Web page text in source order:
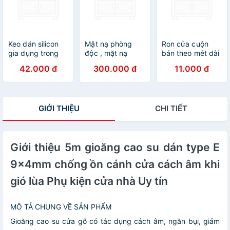
Keo dán silicon
gia dụng trong
nước chịu nhiệt
độ cao cấp thực
42.000 đ
Mặt nạ phòng
độc , mặt nạ
kính giá rẻ mặt
nạ phòng độc,
300.000 đ
Ron cửa cuộn
bán theo mét dài
chữ I chống ồn,
ngăn Bụi cửa Sổ
11.000 đ
GIỚI THIỆU CHI TIẾT
Giới thiệu 5m gioăng cao su dán type E
9x4mm chống ồn cánh cửa cách âm khi
gió lùa Phụ kiện cửa nhà Uy tín
MÔ TẢ CHUNG VỀ SẢN PHẨM
Gioăng cao su cửa gỗ có tác dụng cách âm, ngăn bụi, giảm